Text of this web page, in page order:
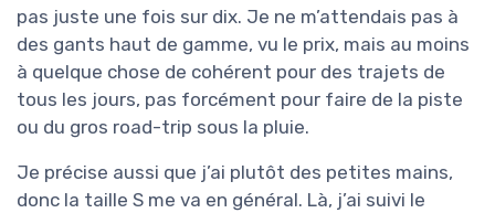
pas juste une fois sur dix. Je ne m’attendais pas à
des gants haut de gamme, vu le prix, mais au moins
à quelque chose de cohérent pour des trajets de
tous les jours, pas forcément pour faire de la piste
ou du gros road-trip sous la pluie.
Je précise aussi que j’ai plutôt des petites mains,
donc la taille S me va en général. Là, j’ai suivi le